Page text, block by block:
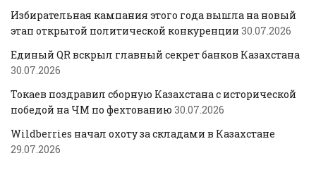
Избирательная кампания этого года вышла на новый
этап открытой политической конкуренции 30.07.2026
Единый QR вскрыл главный секрет банков Казахстана
30.07.2026
Токаев поздравил сборную Казахстана с исторической
победой на ЧМ по фехтованию 30.07.2026
Wildberries начал охоту за складами в Казахстане
29.07.2026